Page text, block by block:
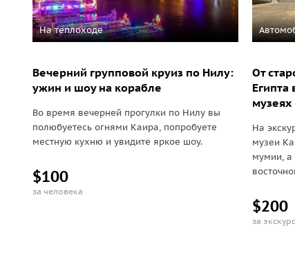
На теплоходе
Вечерний групповой круиз по Нилу:
ужин и шоу на корабле
Во время вечерней прогулки по Нилу вы
полюбуетесь огнями Каира, попробуете
местную кухню и увидите яркое шоу.
$100
за человека
От
музеях
На
музеи
мумии, а
$200
за